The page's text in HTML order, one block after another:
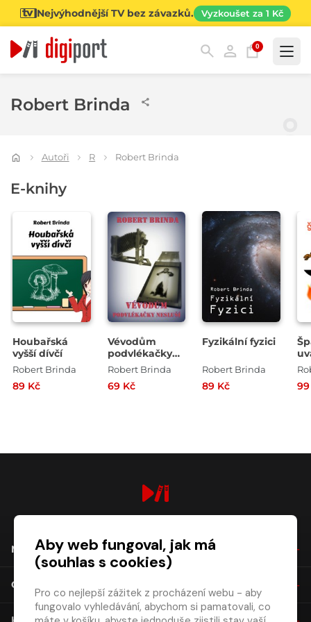
Nejvýhodnější TV bez závazků. Vyzkoušet za 1 Kč
0
Robert Brinda
Autoři R Robert Brinda
E-knihy
Houbařská
vyšší dívčí
Robert Brinda
89 Kč
Vévodům
podvlékačky
nesluší
Robert Brinda
69 Kč
Fyzikální fyzici
Robert Brinda
89 Kč
NÁKUP
O SPOLEČNOSTI
Aby web fungoval, jak má
(souhlas s cookies)
Pro co nejlepší zážitek z procházení webu - aby
fungovalo vyhledávání, abychom si pamatovali, co